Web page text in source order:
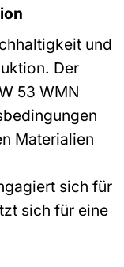
und
Der
53 WMN
Materialien
sich für
sich für eine